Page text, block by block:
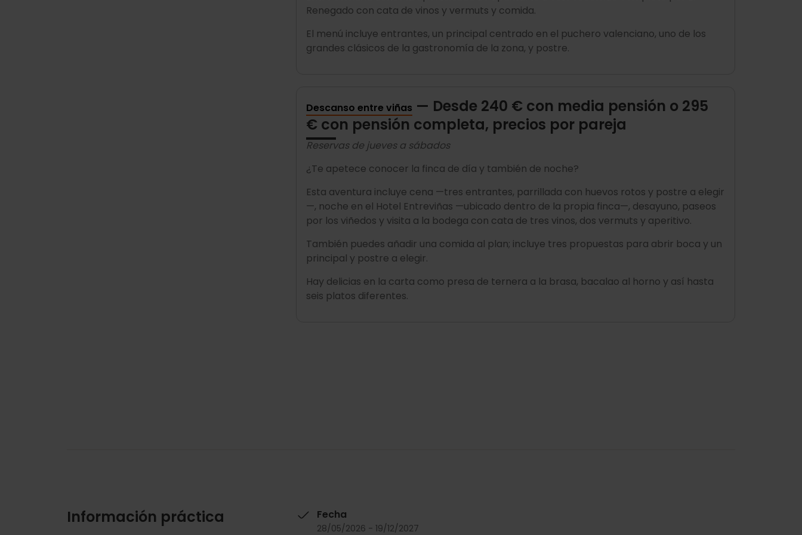
Renegado con cata de vinos y vermuts y comida.
El menú incluye entrantes, un principal centrado en el puchero valenciano, uno de los
grandes clásicos de la gastronomía de la zona, y postre.
Descanso entre viñas — Desde 240 € con media pensión o 295
€ con pensión completa, precios por pareja
Reservas de jueves a sábados
¿Te apetece conocer la finca de día y también de noche?
Esta aventura incluye cena —tres entrantes, parrillada con huevos rotos y postre a elegir
—, noche en el Hotel Entreviñas —ubicado dentro de la propia finca—, desayuno, paseos
por los viñedos y visita a la bodega con cata de tres vinos, dos vermuts y aperitivo.
También puedes añadir una comida al plan; incluye tres propuestas para abrir boca y un
principal y postre a elegir.
Hay delicias en la carta como presa de ternera a la brasa, bacalao al horno y así hasta
seis platos diferentes.
Información práctica Fecha
28/05/2026 - 19/12/2027